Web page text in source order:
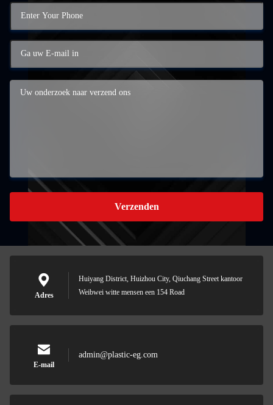
Verzenden
Adres
Huiyang District, Huizhou City, Qiuchang Street kantoor
Weibwei witte mensen een 154 Road
E-mail
admin@plastic-eg.com